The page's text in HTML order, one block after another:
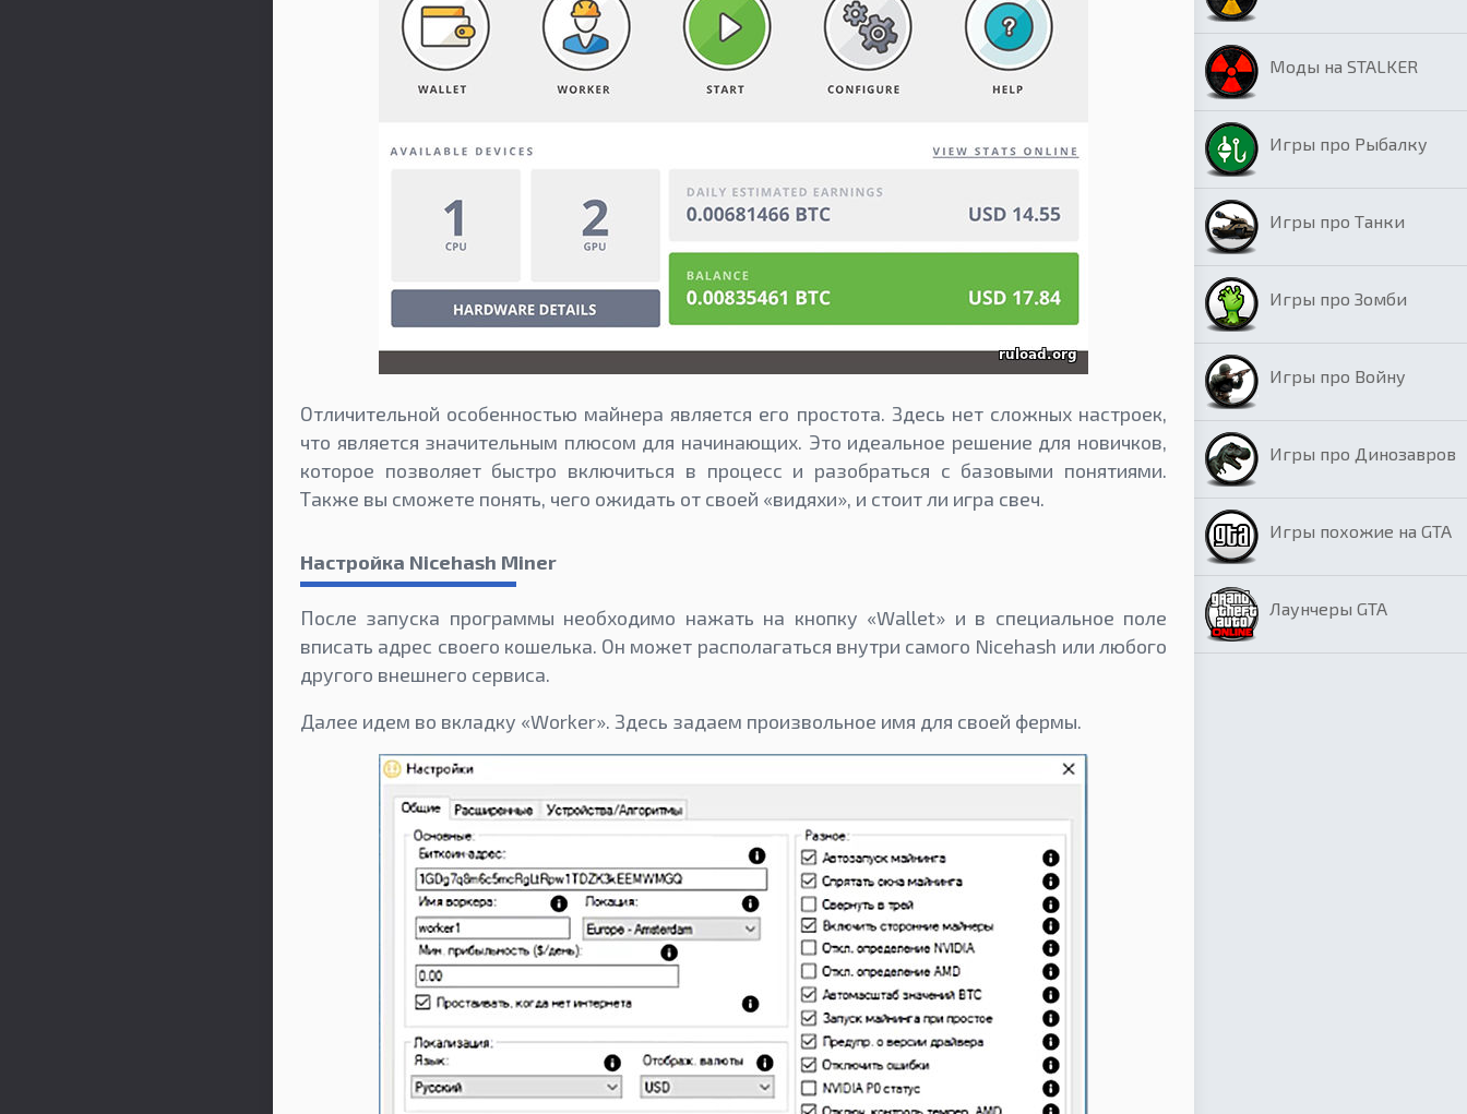
Отличительной особенностью майнера является его простота. Здесь нет сложных настроек,
что является значительным плюсом для начинающих. Это идеальное решение для новичков,
которое позволяет быстро включиться в процесс и разобраться с базовыми понятиями.
Также вы сможете понять, чего ожидать от своей «видяхи», и стоит ли игра свеч.
Настройка Nicehash Miner
После запуска программы необходимо нажать на кнопку «Wallet» и в специальное поле
вписать адрес своего кошелька. Он может располагаться внутри самого Nicehash или любого
другого внешнего сервиса.
Далее идем во вкладку «Worker». Здесь задаем произвольное имя для своей фермы.
Моды на STALKER
Игры про Рыбалку
Игры про Танки
Игры про Зомби
Игры про Войну
Игры про Динозавров
Игры похожие на GTA
Лаунчеры GTA